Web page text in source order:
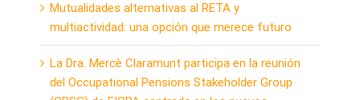
Mutualidades alternativas al RETA y
multiactividad: una opción que merece futuro
La Dra. Mercè Claramunt participa en la reunión
del Occupational Pensions Stakeholder Group